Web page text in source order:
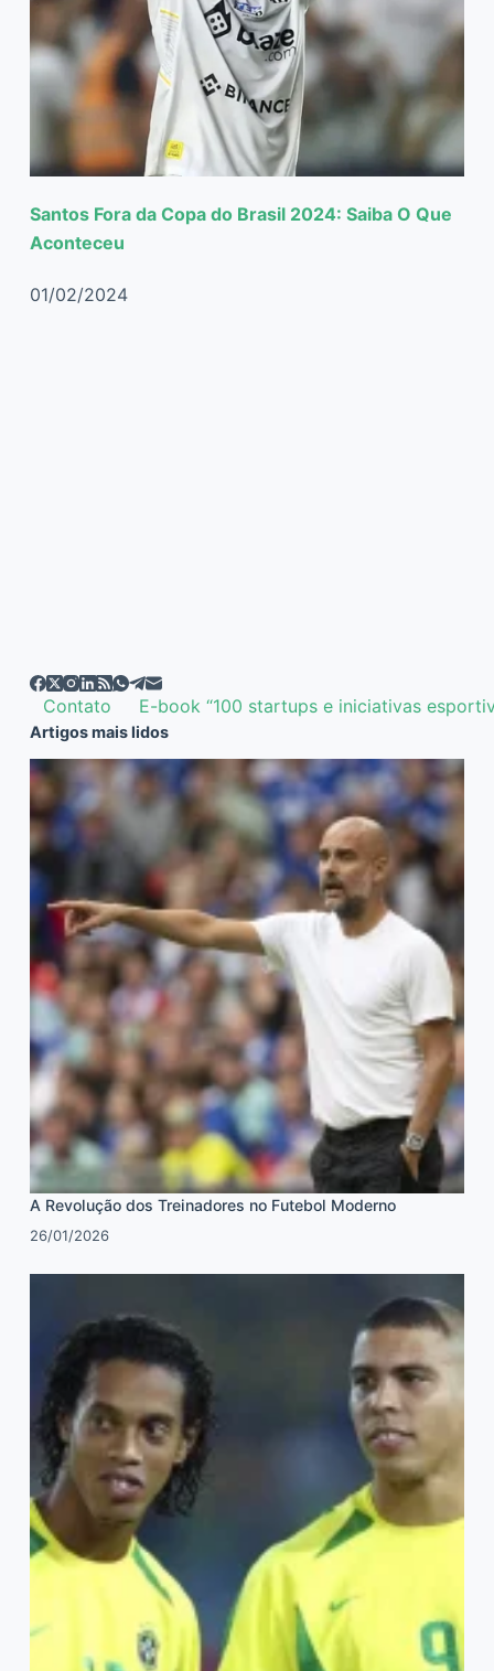
Santos Fora da Copa do Brasil 2024: Saiba O Que
Aconteceu
01/02/2024
Contato E-book “100 startups e iniciativas
Artigos mais lidos
A Revolução dos Treinadores no Futebol Moderno
26/01/2026